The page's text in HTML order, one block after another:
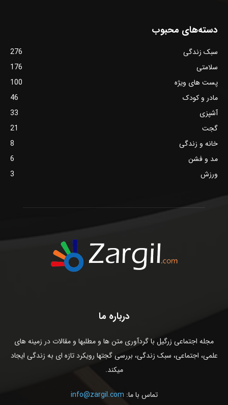
دسته‌های محبوب
سبک زندگی
276
سلامتی
176
پست های ویژه
100
مادر و کودک
46
آشپزی
33
گجت
21
خانه و زندگی
8
مد و فشن
6
ورزش
3
درباره ما
مجله اجتماعی زرگیل با گردآوری متن ها و مطلبها و مقالات در زمینه های
علمی، اجتماعی، سبک زندگی، بررسی گجتها رویکرد تازه ای به زندگی ایجاد
میکند.
تماس با ما: info@zargil.com